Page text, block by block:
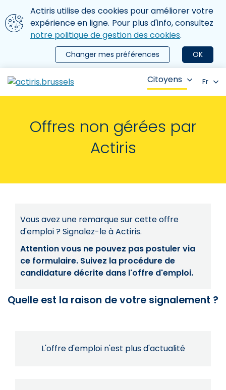
Aller au contenu principal
Nous utilisons des cookies
Actiris utilise des cookies pour améliorer votre
expérience en ligne. Pour plus d'info, consultez
notre politique de gestion des cookies.
OK
Changer mes préférences
le menu
Citoyens Fr
Offres non gérées par
Actiris
Vous avez une remarque sur cette offre
d'emploi ? Signalez-le à Actiris.
Attention vous ne pouvez pas postuler via
ce formulaire. Suivez la procédure de
candidature décrite dans l'offre d'emploi.
Quelle est la raison de votre signalement ?
L'offre d'emploi n'est plus d'actualité